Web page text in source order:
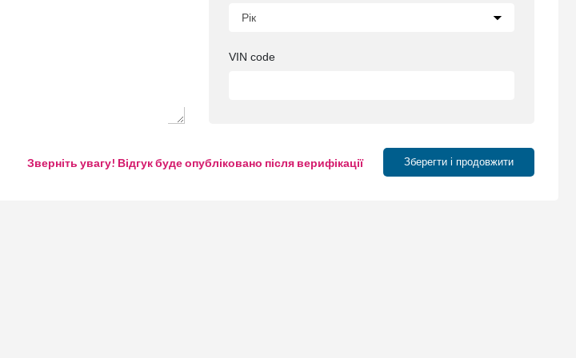
VIN code
Зверніть увагу! Відгук буде опубліковано після верифікації Зберегти і продовжити